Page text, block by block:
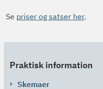
Se priser og satser her.
Praktisk information
Skemaer